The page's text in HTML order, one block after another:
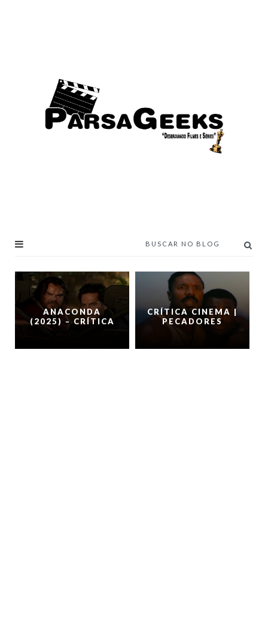
ANACONDA
(2025) – CRÍTICA
CRÍTICA CINEMA |
PECADORES